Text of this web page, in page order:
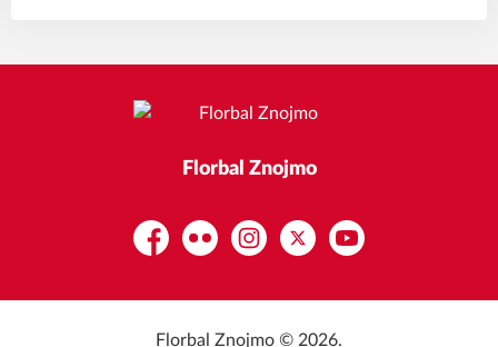
Florbal Znojmo
FacebookFlickr InstagramPlatform X
YouTube
Florbal Znojmo © 2026.